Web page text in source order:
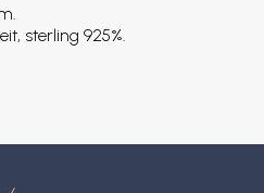
sterling 925%.